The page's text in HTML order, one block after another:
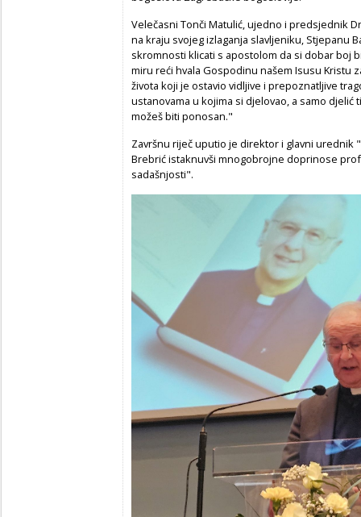
Velečasni Tonči Matulić, ujedno i predsjednik
na kraju svojeg izlaganja slavljeniku, Stjepanu
skromnosti klicati s apostolom da si dobar boj
miru reći hvala Gospodinu našem Isusu Kristu
života koji je ostavio vidljive i prepoznatljive
ustanovama u kojima si djelovao, a samo djelić
možeš biti ponosan."
Završnu riječ uputio je direktor i glavni urednik
Brebrić istaknuvši mnogobrojne doprinose
sadašnjosti".